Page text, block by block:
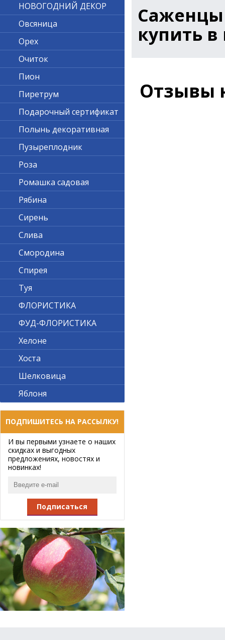
купить
Отзывы
НОВОГОДНИЙ ДЕКОР
Овсяница
Орех
Очиток
Пион
Пиретрум
Подарочный сертификат
Полынь декоративная
Пузыреплодник
Роза
Ромашка садовая
Рябина
Сирень
Слива
Смородина
Спирея
Туя
ФЛОРИСТИКА
ФУД-ФЛОРИСТИКА
Хелоне
Хоста
Шелковица
Яблоня
ПОДПИШИТЕСЬ НА РАССЫЛКУ!
И вы первыми узнаете о наших
скидках и выгодных
предложениях, новостях и
новинках!
Подписаться